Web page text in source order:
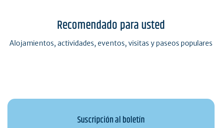
Recomendado para usted
Alojamientos, actividades, eventos, visitas y paseos populares
Suscripción al boletín